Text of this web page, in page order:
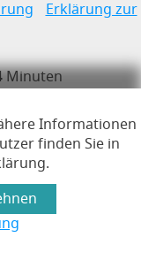
Informationen
finden Sie in
Erklärung zur
Minuten